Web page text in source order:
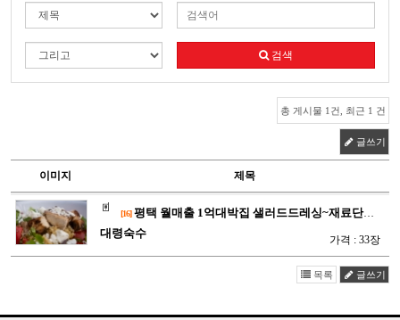
검색
총 게시물 1건, 최근 1 건
글쓰기
이미지 제목
[16] 평택 월매출 1억대박집 샐러드드레싱~재료단가 저렴하고 맛최고인 …
대령숙수
가격 : 33장
목록 글쓰기